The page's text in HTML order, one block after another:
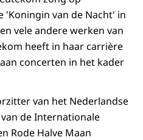
van de Nacht' in
vele andere werken van
heeft in haar carrière
concerten in het kader
van het Nederlandse
de Internationale
Rode Halve Maan